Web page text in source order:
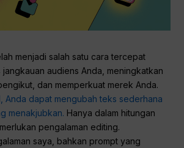
menjadi salah satu cara tercepat
jangkauan audiens Anda, meningkatkan
dan memperkuat merek Anda.
, Anda dapat mengubah teks sederhana
menakjubkan. Hanya dalam hitungan
pengalaman editing.
saya, bahkan prompt yang